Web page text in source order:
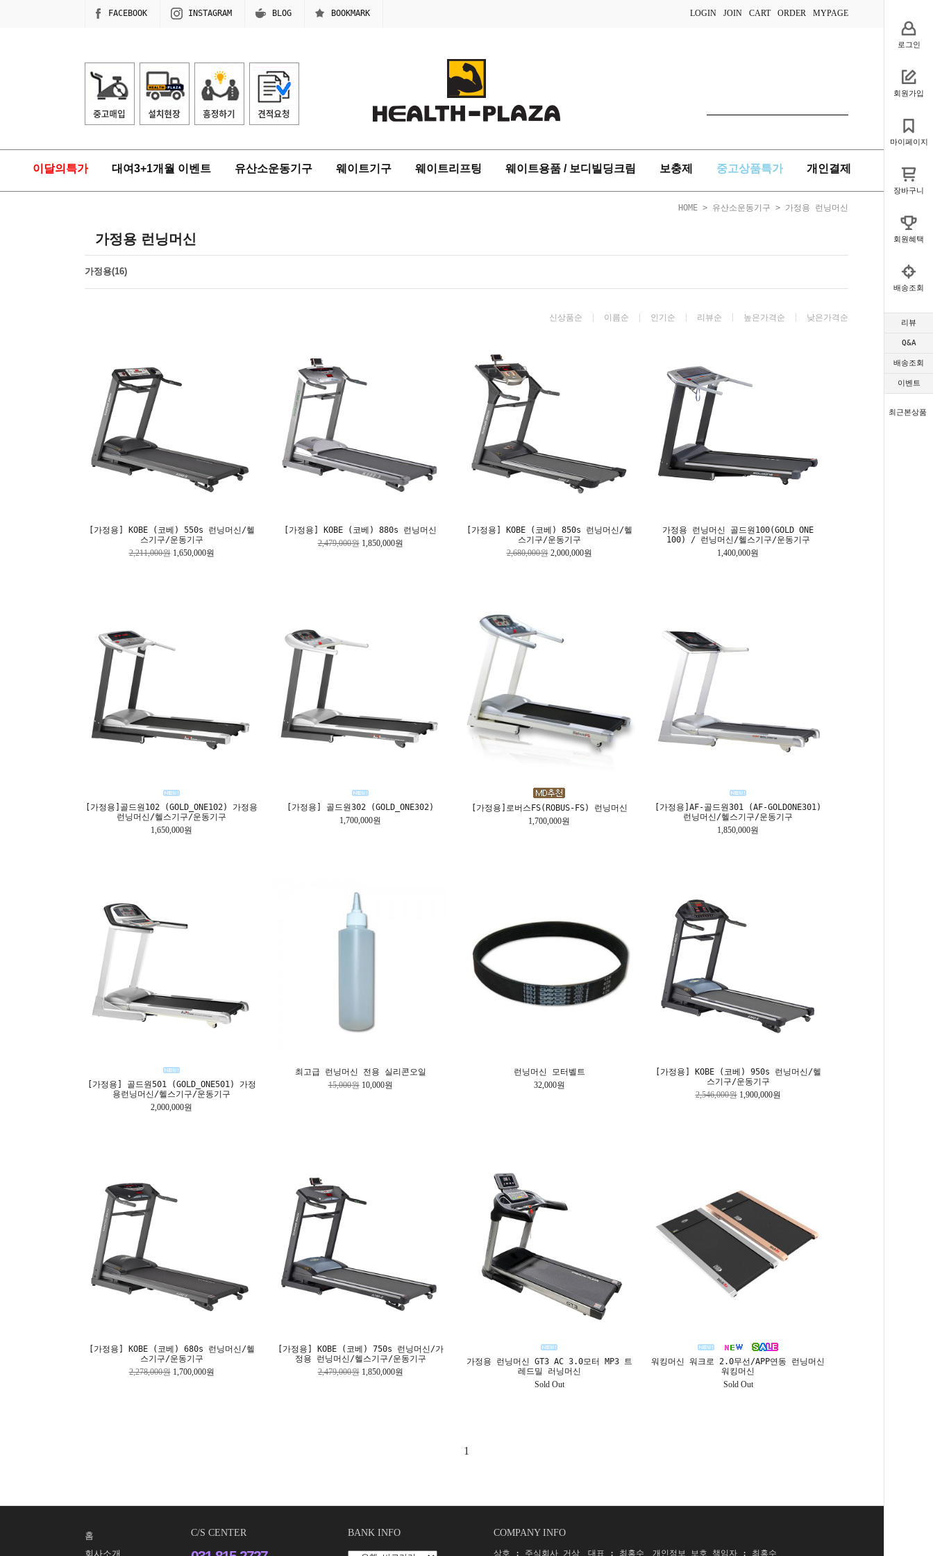
로그인
회원가입
마이페이지
장바구니
회원혜택
배송조회
리뷰
Q&A
배송조회
이벤트
최근본상품
FACEBOOK INSTAGRAM BLOG BOOKMARK LOGIN JOIN CART ORDER MYPAGE
이달의특가 대여3+1개월 이벤트 유산소운동기구 웨이트기구 웨이트리프팅 웨이트용품 / 보디빌딩크림 보충제 중고상품특가 개인결제
HOME > 유산소운동기구 > 가정용 런닝머신
가정용 런닝머신
가정용(16)
신상품순 이름순 인기순 리뷰순 높은가격순 낮은가격순
[가정용] KOBE (코베) 550s 런닝머신/헬
스기구/운동기구
2,211,000원 1,650,000원
[가정용] KOBE (코베) 880s 런닝머신
2,479,000원 1,850,000원
[가정용] KOBE (코베) 850s 런닝머신/헬
스기구/운동기구
2,680,000원 2,000,000원
가정용 런닝머신 골드원100(GOLD ONE
100) / 런닝머신/헬스기구/운동기구
1,400,000원
[가정용]골드원102 (GOLD_ONE102) 가정용
런닝머신/헬스기구/운동기구
1,650,000원
[가정용] 골드원302 (GOLD_ONE302)
1,700,000원
[가정용]로버스FS(ROBUS-FS) 런닝머신
1,700,000원
[가정용]AF-골드원301 (AF-GOLDONE301)
런닝머신/헬스기구/운동기구
1,850,000원
[가정용] 골드원501 (GOLD_ONE501) 가정
용런닝머신/헬스기구/운동기구
2,000,000원
최고급 런닝머신 전용 실리콘오일
15,000원 10,000원
런닝머신 모터벨트
32,000원
[가정용] KOBE (코베) 950s 런닝머신/헬
스기구/운동기구
2,546,000원 1,900,000원
[가정용] KOBE (코베) 680s 런닝머신/헬
스기구/운동기구
2,278,000원 1,700,000원
[가정용] KOBE (코베) 750s 런닝머신/가
정용 런닝머신/헬스기구/운동기구
2,479,000원 1,850,000원
가정용 런닝머신 GT3 AC 3.0모터 MP3 트
레드밀 러닝머신
Sold Out
워킹머신 워크로 2.0무선/APP연동 런닝머신
워킹머신
Sold Out
1
홈
회사소개
C/S CENTER BANK INFO COMPANY INFO
상호 : 주식회사 거상 대표 : 최홍수 개인정보 보호 책임자 : 최홍수